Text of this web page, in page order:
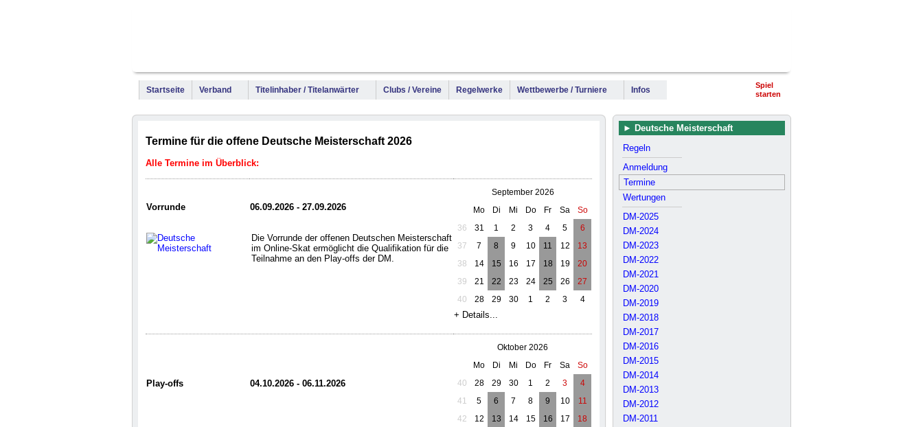
Startseite Verband Titelinhaber / Titelanwärter Clubs / Vereine Regelwerke Wettbewerbe / Turniere Infos
Spiel
starten
Termine für die offene Deutsche Meisterschaft 2026
Alle Termine im Überblick:
Vorrunde 06.09.2026 - 27.09.2026
September 2026
Mo
Di Mi Do Fr Sa
So
36
31 1 2 3 4 5
6
37
7 8 9 10 11 12
13
38
14 15 16 17 18 19
20
39
21 22 23 24 25 26
27
40
28 29 30 1 2 3 4
Die Vorrunde der offenen Deutschen Meisterschaft
im Online-Skat ermöglicht die Qualifikation für die
Teilnahme an den Play-offs der DM.
+ Details...
Play-offs 04.10.2026 - 06.11.2026
Oktober 2026
Mo
Di Mi Do Fr Sa
So
40
28 29 30 1 2 3
4
41
5 6 7 8 9 10
11
42
12 13 14 15 16 17
18
Deutsche Meisterschaft
Regeln
Anmeldung
Termine
Wertungen
DM-2025
DM-2024
DM-2023
DM-2022
DM-2021
DM-2020
DM-2019
DM-2018
DM-2017
DM-2016
DM-2015
DM-2014
DM-2013
DM-2012
DM-2011